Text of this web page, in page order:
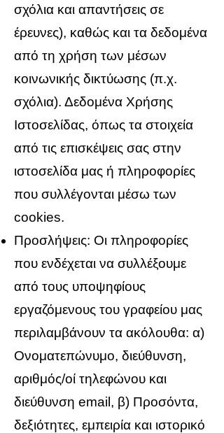
σχόλια και απαντήσεις σε
έρευνες), καθώς και τα δεδομένα
από τη χρήση των μέσων
κοινωνικής δικτύωσης (π.χ.
σχόλια). Δεδομένα Xρήσης
Ιστοσελίδας, όπως τα στοιχεία
από τις επισκέψεις σας στην
ιστοσελίδα μας ή πληροφορίες
που συλλέγονται μέσω των
cookies.
Προσλήψεις: Οι πληροφορίες
που ενδέχεται να συλλέξουμε
από τους υποψηφίους
εργαζόμενους του γραφείου μας
περιλαμβάνουν τα ακόλουθα: α)
Ονοματεπώνυμο, διεύθυνση,
αριθμός/οί τηλεφώνου και
διεύθυνση email, β) Προσόντα,
δεξιότητες, εμπειρία και ιστορικό